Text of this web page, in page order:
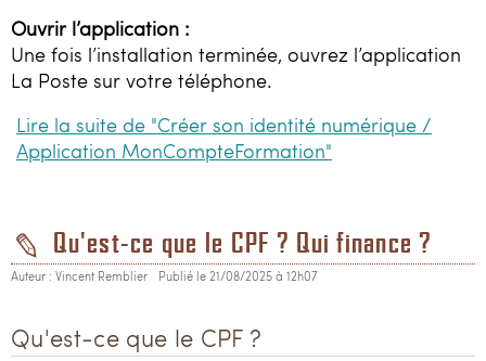
Ouvrir l’application :
Une fois l’installation terminée, ouvrez l’application
La Poste sur votre téléphone.
Lire la suite de "Créer son identité numérique /
Application MonCompteFormation"
Qu'est-ce que le CPF ? Qui finance ?
Auteur : Vincent Remblier Publié le 21/08/2025 à 12h07
Qu'est-ce que le CPF ?